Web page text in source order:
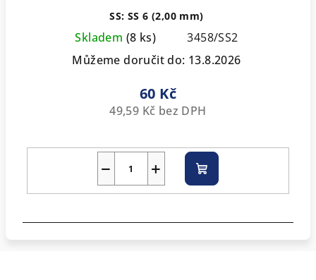
SS: SS 6 (2,00 mm)
Skladem (8 ks)
3458/SS2
Můžeme doručit do: 13.8.2026
60 Kč
49,59 Kč bez DPH
+
− Do
košíku